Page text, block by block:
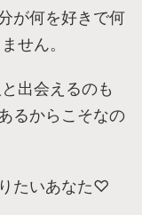
が何を好きで何
せん。
出会えるのも
るからこそなの
たいあなた♡